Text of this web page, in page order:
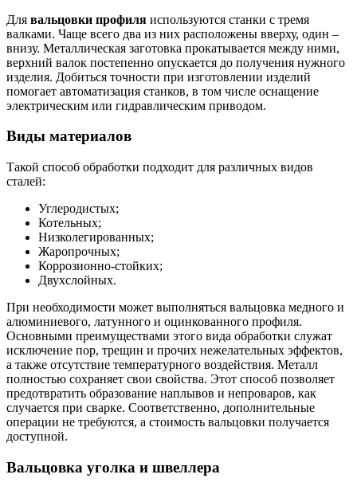
Для вальцовки профиля используются станки с тремя
валками. Чаще всего два из них расположены вверху, один –
внизу. Металлическая заготовка прокатывается между ними,
верхний валок постепенно опускается до получения нужного
изделия. Добиться точности при изготовлении изделий
помогает автоматизация станков, в том числе оснащение
электрическим или гидравлическим приводом.
Виды материалов
Такой способ обработки подходит для различных видов
сталей:
Углеродистых;
Котельных;
Низколегированных;
Жаропрочных;
Коррозионно-стойких;
Двухслойных.
При необходимости может выполняться вальцовка медного и
алюминиевого, латунного и оцинкованного профиля.
Основными преимуществами этого вида обработки служат
исключение пор, трещин и прочих нежелательных эффектов,
а также отсутствие температурного воздействия. Металл
полностью сохраняет свои свойства. Этот способ позволяет
предотвратить образование наплывов и непроваров, как
случается при сварке. Соответственно, дополнительные
операции не требуются, а стоимость вальцовки получается
доступной.
Вальцовка уголка и швеллера